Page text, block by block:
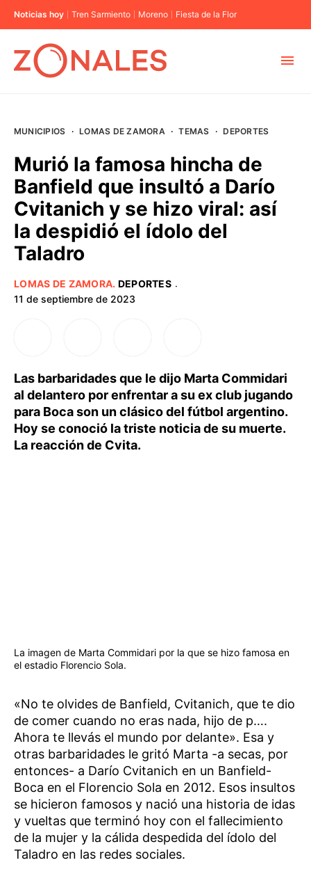
Noticias hoy Tren Sarmiento Moreno Fiesta de la Flor
BUENOS AIRES
PROVINCIAS
MUNICIPIOS · LOMAS DE ZAMORA · TEMAS · DEPORTES
Murió la famosa hincha de
Banfield que insultó a Darío
Cvitanich y se hizo viral: así
la despidió el ídolo del
Taladro
LOMAS DE ZAMORA. DEPORTES ·
11 de septiembre de 2023
Las barbaridades que le dijo Marta Commidari
al delantero por enfrentar a su ex club jugando
para Boca son un clásico del fútbol argentino.
Hoy se conoció la triste noticia de su muerte.
La reacción de Cvita.
La imagen de Marta Commidari por la que se hizo famosa en
el estadio Florencio Sola.
«No te olvides de Banfield, Cvitanich, que te dio
de comer cuando no eras nada, hijo de p….
Ahora te llevás el mundo por delante». Esa y
otras barbaridades le gritó Marta -a secas, por
entonces- a Darío Cvitanich en un Banfield-
Boca en el Florencio Sola en 2012. Esos insultos
se hicieron famosos y nació una historia de idas
y vueltas que terminó hoy con el fallecimiento
de la mujer y la cálida despedida del ídolo del
Taladro en las redes sociales.